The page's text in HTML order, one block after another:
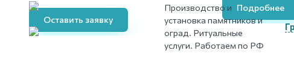
Производство и
установка памятников и
оград. Ритуальные
услуги. Работаем по РФ
Оставить заявку
Подробнее